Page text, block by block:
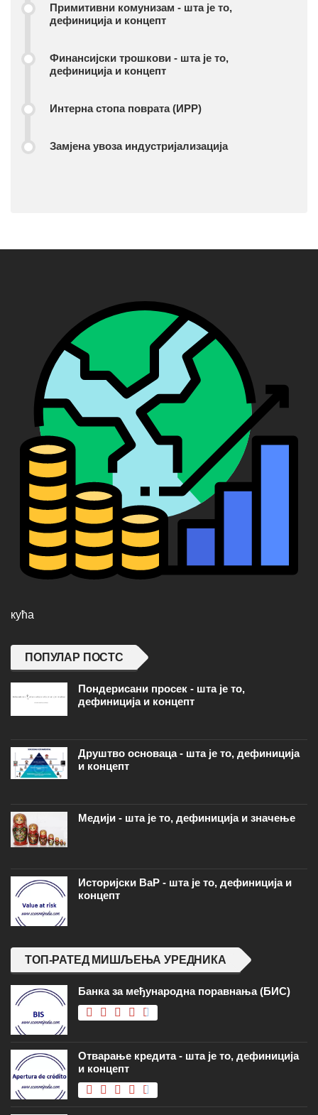
Примитивни комунизам - шта је то,
дефиниција и концепт
Финансијски трошкови - шта је то,
дефиниција и концепт
Интерна стопа поврата (ИРР)
Замјена увоза индустријализација
кућа
ПОПУЛАР ПОСТС
Пондерисани просек - шта је то,
дефиниција и концепт
Друштво основаца - шта је то, дефиниција
и концепт
Медији - шта је то, дефиниција и значење
Историјски ВаР - шта је то, дефиниција и
концепт
ТОП-РАТЕД МИШЉЕЊА УРЕДНИКА
Банка за међународна поравнања (БИС)
Отварање кредита - шта је то, дефиниција
и концепт